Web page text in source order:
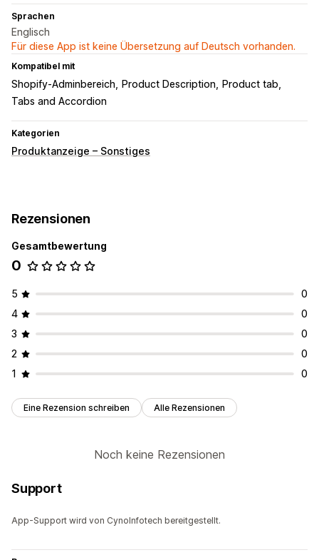
Sprachen
Englisch
Für diese App ist keine Übersetzung auf Deutsch vorhanden.
Kompatibel mit
Shopify-Adminbereich Product Description
Product tab
Tabs and Accordion
Kategorien
Produktanzeige – Sonstiges
Rezensionen
Gesamtbewertung
0
5
0
4
0
3
0
2
0
1
0
Eine Rezension schreiben Alle Rezensionen
Noch keine Rezensionen
Support
App-Support wird von CynoInfotech bereitgestellt.